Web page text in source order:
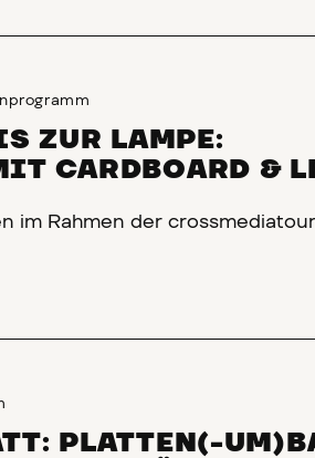
ZUR LAMPE:
CARDBOARD &
im Rahmen der crossmediatour
PLATTEN(-